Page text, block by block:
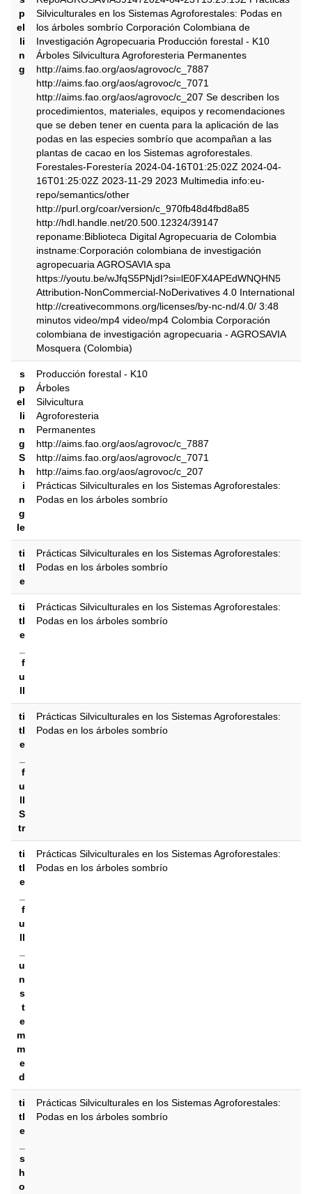
p
el
li
n
g
Silviculturales en los Sistemas Agroforestales: Podas en
los árboles sombrío Corporación Colombiana de
Investigación Agropecuaria Producción forestal - K10
Árboles Silvicultura Agroforesteria Permanentes
http://aims.fao.org/aos/agrovoc/c_7887
http://aims.fao.org/aos/agrovoc/c_7071
http://aims.fao.org/aos/agrovoc/c_207 Se describen los
procedimientos, materiales, equipos y recomendaciones
que se deben tener en cuenta para la aplicación de las
podas en las especies sombrío que acompañan a las
plantas de cacao en los Sistemas agroforestales.
Forestales-Forestería 2024-04-16T01:25:02Z 2024-04-
16T01:25:02Z 2023-11-29 2023 Multimedia info:eu-
repo/semantics/other
http://purl.org/coar/version/c_970fb48d4fbd8a85
http://hdl.handle.net/20.500.12324/39147
reponame:Biblioteca Digital Agropecuaria de Colombia
instname:Corporación colombiana de investigación
agropecuaria AGROSAVIA spa
https://youtu.be/wJfqS5PNjdI?si=lE0FX4APEdWNQHN5
Attribution-NonCommercial-NoDerivatives 4.0 International
http://creativecommons.org/licenses/by-nc-nd/4.0/ 3:48
minutos video/mp4 video/mp4 Colombia Corporación
colombiana de investigación agropecuaria - AGROSAVIA
Mosquera (Colombia)
s
p
el
li
n
g
S
h
i
n
g
le
Producción forestal - K10
Árboles
Silvicultura
Agroforesteria
Permanentes
http://aims.fao.org/aos/agrovoc/c_7887
http://aims.fao.org/aos/agrovoc/c_7071
http://aims.fao.org/aos/agrovoc/c_207
Prácticas Silviculturales en los Sistemas Agroforestales:
Podas en los árboles sombrío
ti
tl
e
Prácticas Silviculturales en los Sistemas Agroforestales:
Podas en los árboles sombrío
ti
tl
e
f
u
ll
Prácticas Silviculturales en los Sistemas Agroforestales:
Podas en los árboles sombrío
ti
tl
e
f
u
ll
S
tr
Prácticas Silviculturales en los Sistemas Agroforestales:
Podas en los árboles sombrío
ti
tl
e
f
u
ll
u
n
s
t
e
m
m
e
d
Prácticas Silviculturales en los Sistemas Agroforestales:
Podas en los árboles sombrío
ti
tl
e
s
h
o
Prácticas Silviculturales en los Sistemas Agroforestales:
Podas en los árboles sombrío